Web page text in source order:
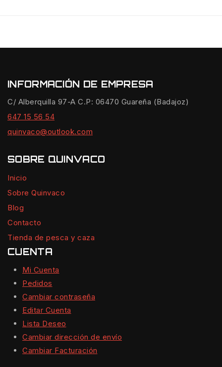
INFORMACIÓN DE EMPRESA
C/ Alberquilla 97-A C.P: 06470 Guareña (Badajoz)
647 15 56 54
quinvaco@outlook.com
SOBRE QUINVACO
Inicio
Sobre Quinvaco
Blog
Contacto
Tienda de pesca y caza
CUENTA
Mi Cuenta
Pedidos
Cambiar contraseña
Editar Cuenta
Lista Deseo
Cambiar dirección de envío
Cambiar Facturación